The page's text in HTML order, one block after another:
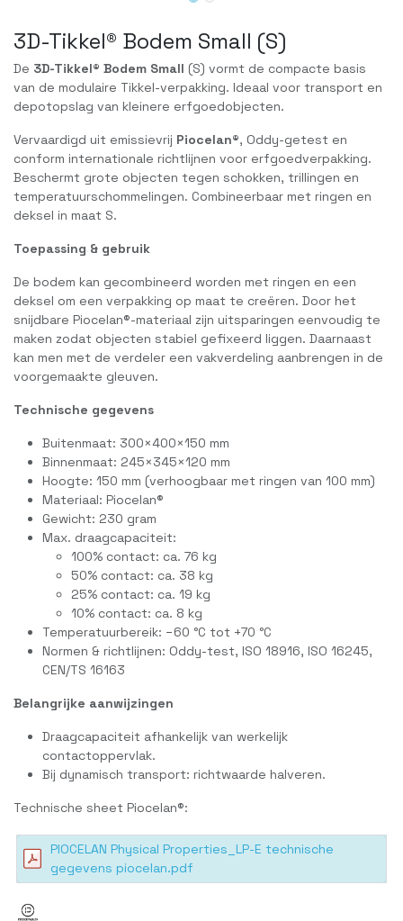
3D-Tikkel® Bodem Small (S)
De 3D-Tikkel® Bodem Small (S) vormt de compacte basis
van de modulaire Tikkel-verpakking. Ideaal voor transport en
depotopslag van kleinere erfgoedobjecten.
Vervaardigd uit emissievrij Piocelan®, Oddy-getest en
conform internationale richtlijnen voor erfgoedverpakking.
Beschermt grote objecten tegen schokken, trillingen en
temperatuurschommelingen. Combineerbaar met ringen en
deksel in maat S.
Toepassing & gebruik
De bodem kan gecombineerd worden met ringen en een
deksel om een verpakking op maat te creëren. Door het
snijdbare Piocelan®-materiaal zijn uitsparingen eenvoudig te
maken zodat objecten stabiel gefixeerd liggen. Daarnaast
kan men met de verdeler een vakverdeling aanbrengen in de
voorgemaakte gleuven.
Technische gegevens
Buitenmaat: 300×400×150 mm
Binnenmaat: 245×345×120 mm
Hoogte: 150 mm (verhoogbaar met ringen van 100 mm)
Materiaal: Piocelan®
Gewicht: 230 gram
Max. draagcapaciteit:
100% contact: ca. 76 kg
50% contact: ca. 38 kg
25% contact: ca. 19 kg
10% contact: ca. 8 kg
Temperatuurbereik: −60 °C tot +70 °C
Normen & richtlijnen: Oddy-test, ISO 18916, ISO 16245,
CEN/TS 16163
Belangrijke aanwijzingen
Draagcapaciteit afhankelijk van werkelijk
contactoppervlak.
Bij dynamisch transport: richtwaarde halveren.
Technische sheet Piocelan®:
PIOCELAN Physical Properties_LP-E technische
gegevens piocelan.pdf